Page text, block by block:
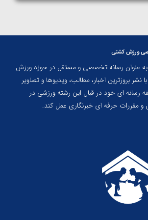
ورزش کشتی
عنوان رسانه تخصصی و مستقل در حوزه ورزش
بروزترین اخبار، مطالب، ویدیوها و تصاویر
رسانه ای خود در قبال این رشته ورزشی در
مقررات حرفه ای خبرنگاری عمل کند.